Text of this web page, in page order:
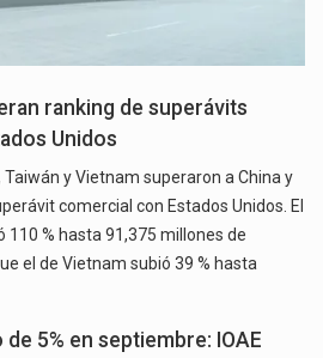
ranking de superávits
Unidos
Taiwán y Vietnam superaron a China y
comercial con Estados Unidos. El
110 % hasta 91,375 millones de
el de Vietnam subió 39 % hasta
5% en septiembre: IOAE